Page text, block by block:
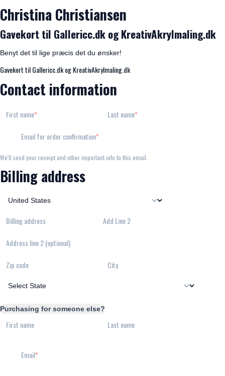
Christina Christiansen
Gavekort til Gallericc.dk og KreativAkrylmaling.dk
Benyt det til lige præcis det du ønsker!
Gavekort til Gallericc.dk og KreativAkrylmaling.dk
Contact information
First name Last name
Email for order confirmation
We'll send your receipt and other important info to this email.
Billing address
Billing address Add Line 2
Address line 2 (optional)
Zip code City
Purchasing for someone else?
First name Last name
Email